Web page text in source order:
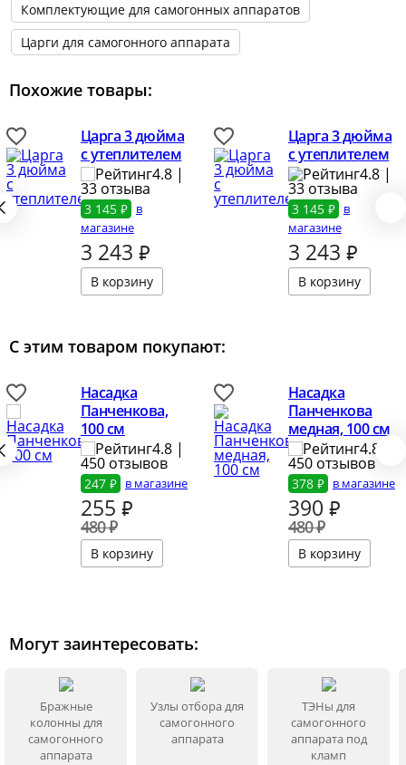
Комплектующие для самогонных аппаратов
Царги для самогонного аппарата
Похожие товары:
Царга 3 дюйма
с утеплителем
4.8 |
33 отзыва
3 145 ₽ в
магазине
3 243 ₽
Царга 3 дюйма
с утеплителем
4.8 |
33 отзыва
3 145 ₽ в
магазине
3 243 ₽
С этим товаром покупают:
Насадка
Панченкова,
100 см
4.8 |
450 отзывов
247 ₽ в магазине
255 ₽
480 ₽
Насадка
Панченкова
медная, 100 см
4.8 |
450 отзывов
378 ₽ в магазине
390 ₽
480 ₽
Могут заинтересовать:
Бражные
колонны для
самогонного
аппарата
Узлы отбора для
самогонного
аппарата
ТЭНы для
самогонного
аппарата под
кламп